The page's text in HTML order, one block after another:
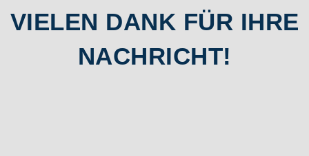
VIELEN DANK FÜR IHRE
NACHRICHT!